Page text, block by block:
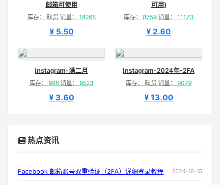
邮箱可使用
库存： 缺货 销量： 18268
¥ 5.50
可用)
库存： 8759 销量： 11173
¥ 2.60
Instagram-满二月
库存： 986销量： 9523
¥ 3.60
Instagram-2024年-2FA
库存： 缺货 销量： 9079
¥ 13.00
热点资讯
Facebook 邮箱账号双重验证（2FA）详细登录教程 2024-10-15